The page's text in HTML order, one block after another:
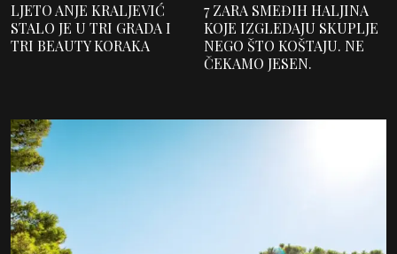
LJETO ANJE KRALJEVIĆ
STALO JE U TRI GRADA I
TRI BEAUTY KORAKA
7 ZARA SMEĐIH HALJINA
KOJE IZGLEDAJU SKUPLJE
NEGO ŠTO KOŠTAJU. NE
ČEKAMO JESEN.